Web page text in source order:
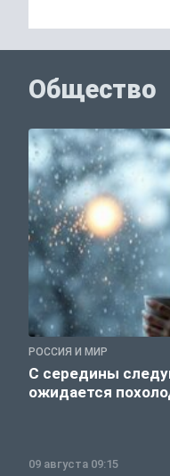
Общество
РОССИЯ И МИР
С середины
ожидается
09 августа 09:15